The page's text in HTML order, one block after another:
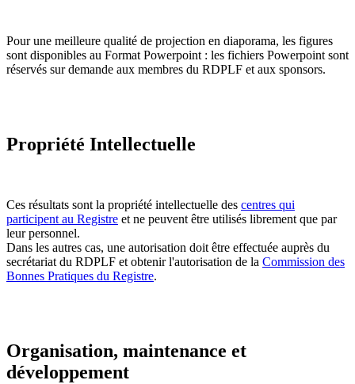
Pour une meilleure qualité de projection en diaporama, les figures
sont disponibles au Format Powerpoint : les fichiers Powerpoint sont
réservés sur demande aux membres du RDPLF et aux sponsors.
Propriété Intellectuelle
Ces résultats sont la propriété intellectuelle des centres qui
participent au Registre et ne peuvent être utilisés librement que par
leur personnel.
Dans les autres cas, une autorisation doit être effectuée auprès du
secrétariat du RDPLF et obtenir l'autorisation de la Commission des
Bonnes Pratiques du Registre.
Organisation, maintenance et
développement